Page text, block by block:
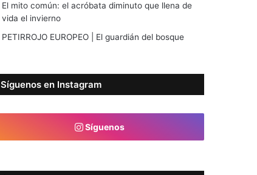
El mito común: el acróbata diminuto que llena de
vida el invierno
PETIRROJO EUROPEO | El guardián del bosque
Síguenos en Instagram
Síguenos